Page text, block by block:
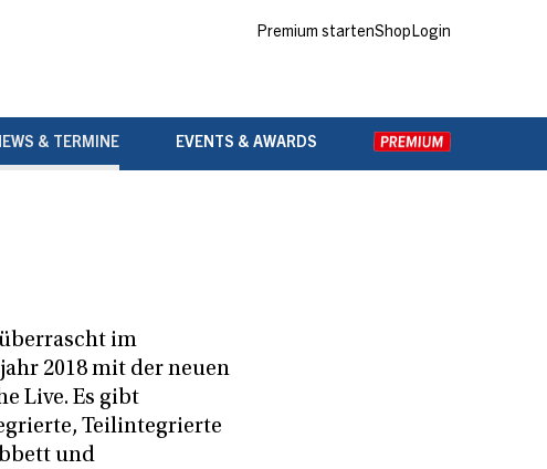
Premium startenShopLogin
& TERMINE EVENTS & AWARDS
im
2018 mit der neuen
Live. Es gibt
Teilintegrierte
und